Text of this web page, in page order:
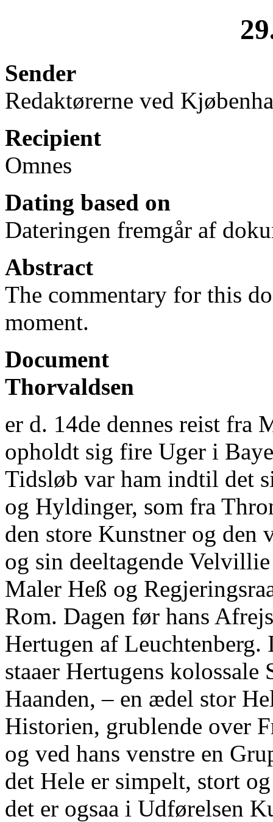
Sender
Redaktørerne ved
Recipient
Omnes
Dating based on
Dateringen fremgår af
Abstract
The commentary for this
moment.
Document
Thorvaldsen
er d. 14de dennes reist fra
opholdt sig fire Uger i
Tidsløb var ham indtil det
og Hyldinger, som fra
den store Kunstner og
og sin deeltagende
Maler Heß og
Rom. Dagen før hans
Hertugen af
staaer Hertugens
Haanden, ‒ en ædel stor
Historien, grublende over
og ved hans venstre en
det Hele er simpelt, stort
det er ogsaa i Udførelsen